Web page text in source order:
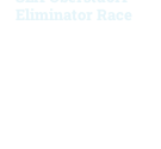
Eliminator Race